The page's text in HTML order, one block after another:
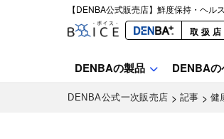
【DENBA公式販売店】鮮度保持・ヘル
取扱店
DENBAの製品 DENBA
DENBA公式一次販売店 > 記事 > 健